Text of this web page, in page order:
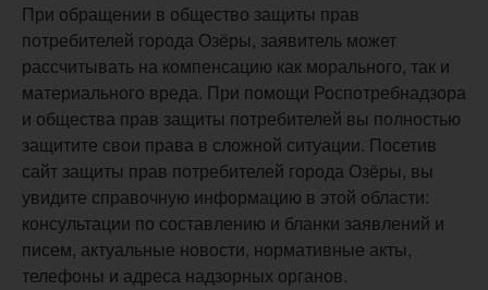
При обращении в общество защиты прав
потребителей города Озёры, заявитель может
рассчитывать на компенсацию как морального, так и
материального вреда. При помощи Роспотребнадзора
и общества прав защиты потребителей вы полностью
защитите свои права в сложной ситуации. Посетив
сайт защиты прав потребителей города Озёры, вы
увидите справочную информацию в этой области:
консультации по составлению и бланки заявлений и
писем, актуальные новости, нормативные акты,
телефоны и адреса надзорных органов.